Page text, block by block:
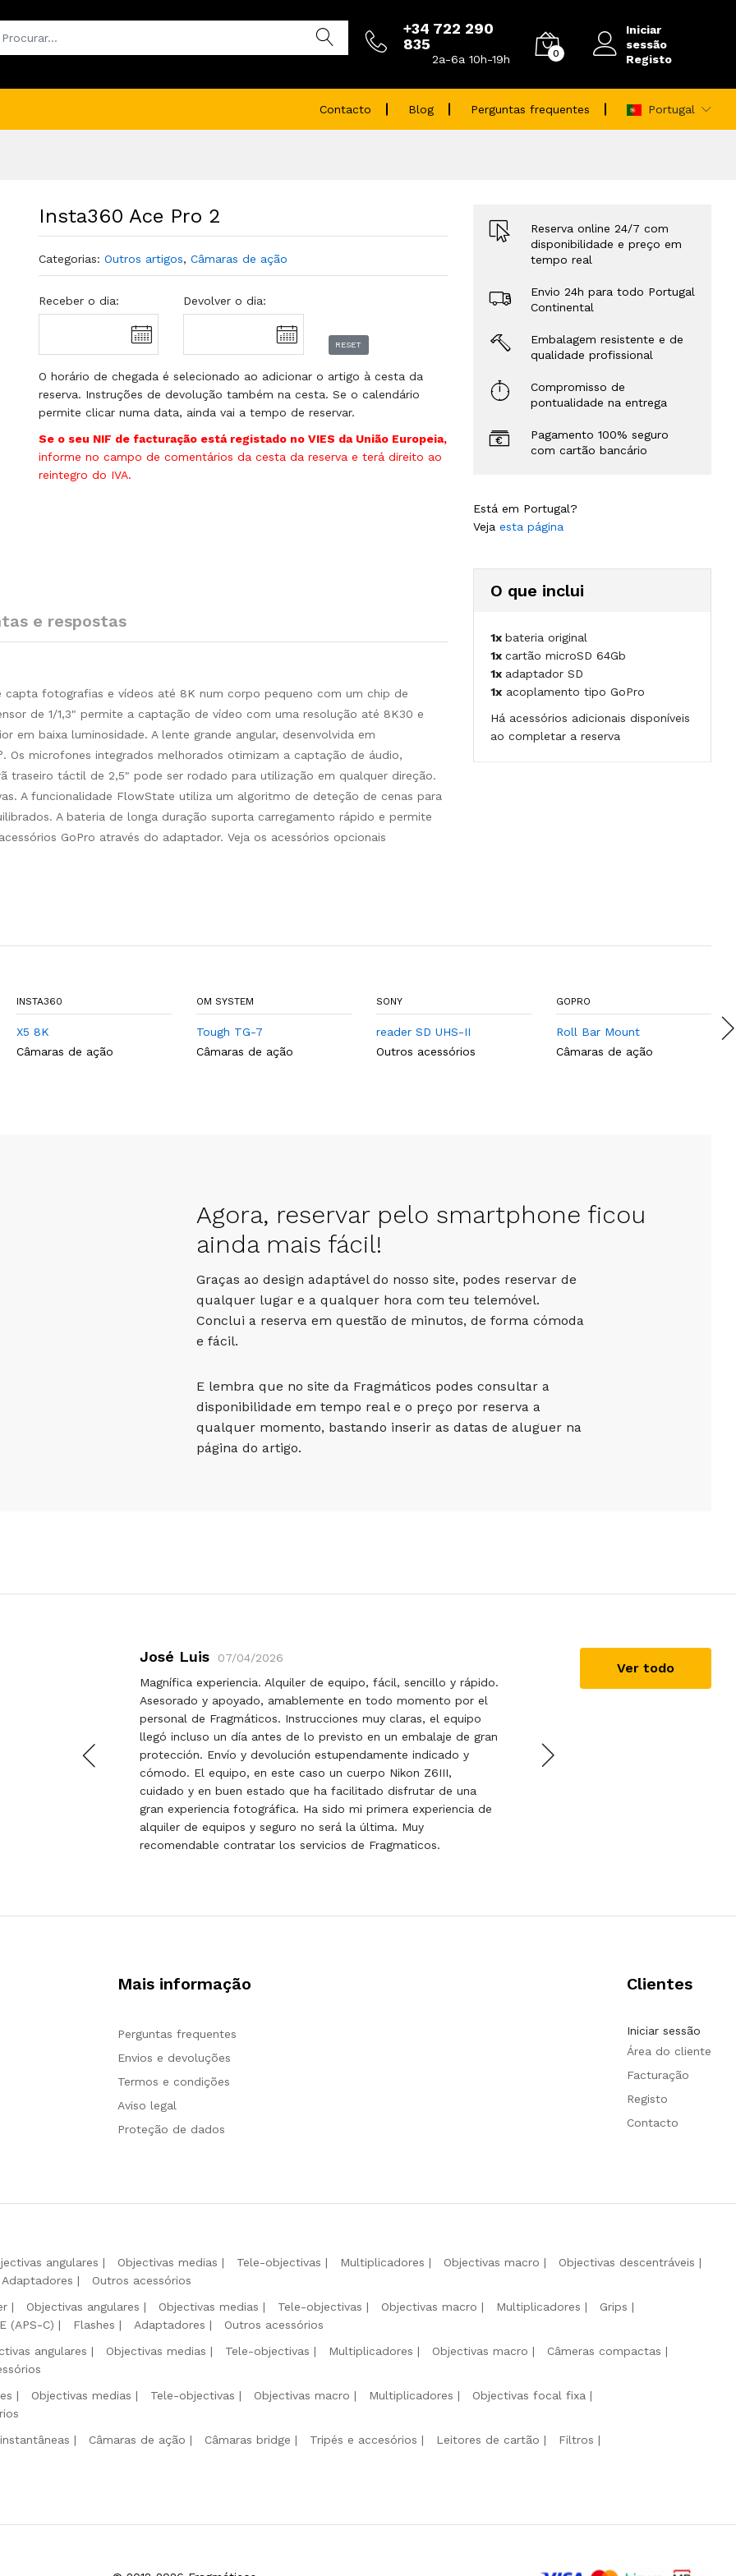
+34 722 290
835
2a-6a 10h-19h 0
Iniciar
sessão
Registo
Contacto Blog Perguntas frequentes Portugal
Insta360 Ace Pro 2
Categorias: Outros artigos, Câmaras de ação
Receber o dia: Devolver o dia:
RESET
O horário de chegada é selecionado ao adicionar o artigo à cesta da
reserva. Instruções de devolução também na cesta. Se o calendário
permite clicar numa data, ainda vai a tempo de reservar.
Se o seu NIF de facturação está registado no VIES da União Europeia,
informe no campo de comentários da cesta da reserva e terá direito ao
reintegro do IVA.
e respostas
fotografias e vídeos até 8K num corpo pequeno com um chip de
de 1/1,3" permite a captação de vídeo com uma resolução até 8K30 e
em baixa luminosidade. A lente grande angular, desenvolvida em
Os microfones integrados melhorados otimizam a captação de áudio,
traseiro táctil de 2,5" pode ser rodado para utilização em qualquer direção.
A funcionalidade FlowState utiliza um algoritmo de deteção de cenas para
A bateria de longa duração suporta carregamento rápido e permite
GoPro através do adaptador. Veja os acessórios opcionais
Reserva online 24/7 com
disponibilidade e preço em
tempo real
Envio 24h para todo Portugal
Continental
Embalagem resistente e de
qualidade profissional
Compromisso de
pontualidade na entrega
Pagamento 100% seguro
com cartão bancário
Está em Portugal?
Veja esta página
O que inclui
1x bateria original
1x cartão microSD 64Gb
1x adaptador SD
1x acoplamento tipo GoPro
Há acessórios adicionais disponíveis
ao completar a reserva
INSTA360
X5 8K
Câmaras de ação
OM SYSTEM
Tough TG-7
Câmaras de ação
SONY
reader SD UHS-II
Outros acessórios
GOPRO
Roll Bar Mount
Câmaras de ação
Agora, reservar pelo smartphone ficou
ainda mais fácil!
Graças ao design adaptável do nosso site, podes reservar de
qualquer lugar e a qualquer hora com teu telemóvel.
Conclui a reserva em questão de minutos, de forma cómoda
e fácil.
E lembra que no site da Fragmáticos podes consultar a
disponibilidade em tempo real e o preço por reserva a
qualquer momento, bastando inserir as datas de aluguer na
página do artigo.
José Luis
07/04/2026
Magnífica experiencia. Alquiler de equipo, fácil, sencillo y rápido.
Asesorado y apoyado, amablemente en todo momento por el
personal de Fragmáticos. Instrucciones muy claras, el equipo
llegó incluso un día antes de lo previsto en un embalaje de gran
protección. Envío y devolución estupendamente indicado y
cómodo. El equipo, en este caso un cuerpo Nikon Z6III,
cuidado y en buen estado que ha facilitado disfrutar de una
gran experiencia fotográfica. Ha sido mi primera experiencia de
alquiler de equipos y seguro no será la última. Muy
recomendable contratar los servicios de Fragmaticos.
Ver todo
Mais informação
Perguntas frequentes
Envios e devoluções
Termos e condições
Aviso legal
Proteção de dados
Clientes
Iniciar sessão
Área do cliente
Facturação
Registo
Contacto
angulares Objectivas medias Tele-objectivas Multiplicadores Objectivas macro
Objectivas descentráveis
Adaptadores
Outros acessórios
Objectivas angulares Objectivas medias Tele-objectivas Objectivas macro Multiplicadores
Grips
(APS-C) Flashes Adaptadores
Outros acessórios
angulares Objectivas medias Tele-objectivas Multiplicadores Objectivas macro
Câmeras compactas
Objectivas medias Tele-objectivas Objectivas macro Multiplicadores
Objectivas focal fixa
Câmaras de ação Câmaras bridge Tripés e accesórios Leitores de cartão
Filtros